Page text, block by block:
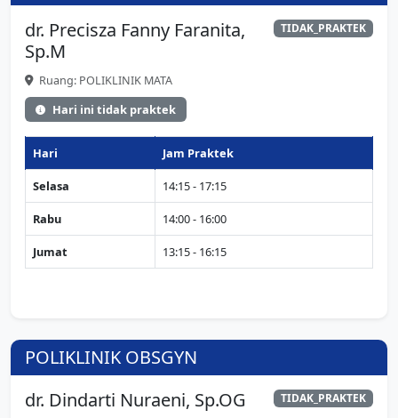
dr. Precisza Fanny Faranita,
Sp.M
TIDAK_PRAKTEK
Ruang: POLIKLINIK MATA
Hari ini tidak praktek
Hari Jam Praktek
Selasa 14:15 - 17:15
Rabu 14:00 - 16:00
Jumat 13:15 - 16:15
POLIKLINIK OBSGYN
dr. Dindarti Nuraeni, Sp.OG
TIDAK_PRAKTEK